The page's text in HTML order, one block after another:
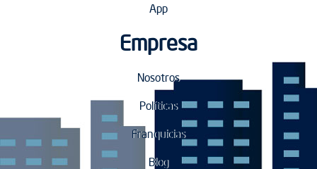
App
Empresa
Nosotros
Políticas
Franquicias
Blog